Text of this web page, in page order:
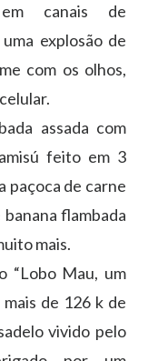
canais de
explosão de
com os olhos,
assada com
feito em 3
paçoca de carne
flambada
mais.
“Lobo Mau, um
de 126 k de
vivido pelo